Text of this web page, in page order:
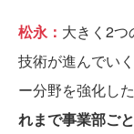
松永： 大きく2
技術が進んでい
ー分野を強化し
れまで事業部ご